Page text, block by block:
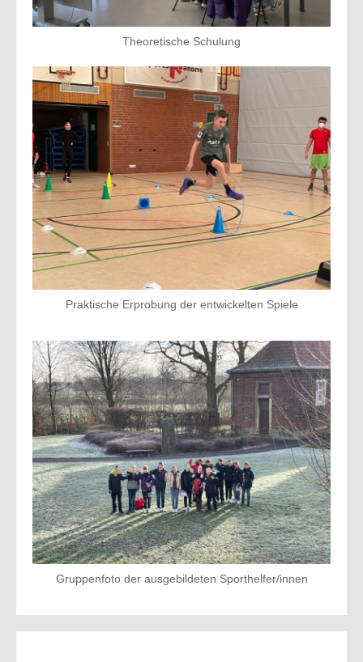
Theoretische Schulung
Praktische Erprobung der entwickelten Spiele
Gruppenfoto der ausgebildeten Sporthelfer/innen